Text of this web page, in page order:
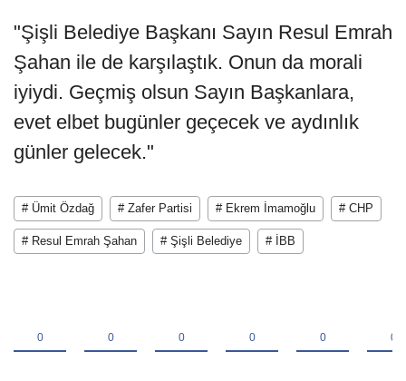
"Şişli Belediye Başkanı Sayın Resul Emrah
Şahan ile de karşılaştık. Onun da morali
iyiydi. Geçmiş olsun Sayın Başkanlara,
evet elbet bugünler geçecek ve aydınlık
günler gelecek."
# Ümit Özdağ # Zafer Partisi # Ekrem İmamoğlu # CHP
# Resul Emrah Şahan # Şişli Belediye # İBB